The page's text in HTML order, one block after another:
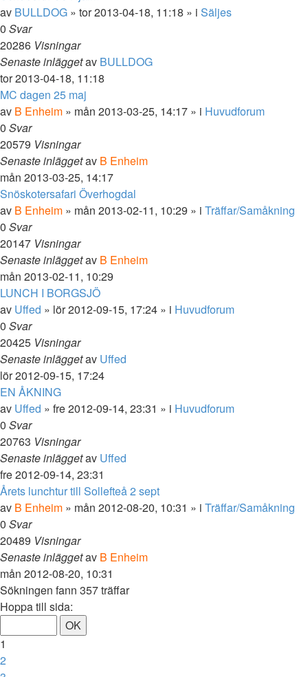
av BULLDOG » tor 2013-04-18, 11:18 » i Säljes
0 Svar
20286 Visningar
Senaste inläggetav BULLDOG
tor 2013-04-18, 11:18
MC dagen 25 maj
av B Enheim » mån 2013-03-25, 14:17 » i Huvudforum
0 Svar
20579 Visningar
Senaste inläggetav B Enheim
mån 2013-03-25, 14:17
Snöskotersafari Överhogdal
av B Enheim » mån 2013-02-11, 10:29 » i Träffar/Samåkning
0 Svar
20147 Visningar
Senaste inläggetav B Enheim
mån 2013-02-11, 10:29
LUNCH I BORGSJÖ
av Uffed » lör 2012-09-15, 17:24 » i Huvudforum
0 Svar
20425 Visningar
Senaste inläggetav Uffed
lör 2012-09-15, 17:24
EN ÅKNING
av Uffed » fre 2012-09-14, 23:31 » i Huvudforum
0 Svar
20763 Visningar
Senaste inläggetav Uffed
fre 2012-09-14, 23:31
Årets lunchtur till Sollefteå 2 sept
av B Enheim » mån 2012-08-20, 10:31 » i Träffar/Samåkning
0 Svar
20489 Visningar
Senaste inläggetav B Enheim
mån 2012-08-20, 10:31
Sökningen fann 357 träffar
Sida
av
8
Hoppa till sida:
1
2